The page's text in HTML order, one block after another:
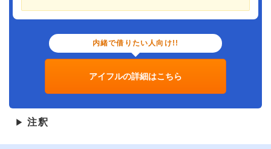
内緒で借りたい人向け!!
アイフルの詳細はこちら
▶ 注釈